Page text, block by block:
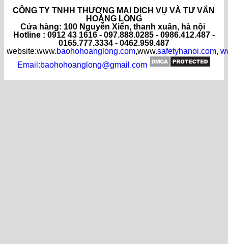
CÔNG TY TNHH THƯƠNG MẠI DỊCH VỤ VÀ TƯ VẤN
HOÀNG LONG
Cửa hàng: 100 Nguyễn Xiển, thanh xuân, hà nội
Hotline : 0912 43 1616 - 097.888.0285 - 0986.412.487 -
0165.777.3334 - 0462.959.487
website:www.baohohoanglong.com,www.safetyhanoi.com,
Email:baohohoanglong@gmail.com